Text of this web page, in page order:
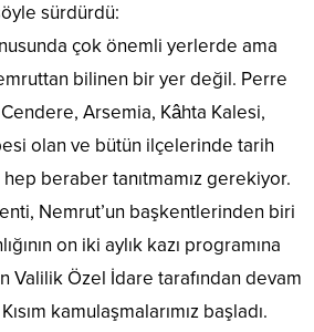
sürdürdü:
çok önemli yerlerde ama
bilinen bir yer değil. Perre
Arsemia, Kâhta Kalesi,
olan ve bütün ilçelerinde tarih
beraber tanıtmamız gerekiyor.
Nemrut’un başkentlerinden biri
on iki aylık kazı programına
Valilik Özel İdare tarafından devam
kamulaşmalarımız başladı.